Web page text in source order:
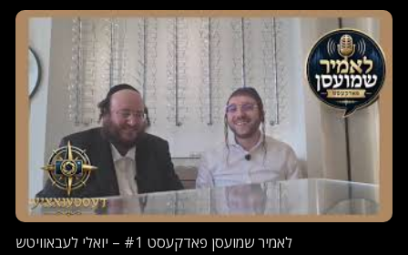
לאמיר שמועסן פאדקעסט #1 – יואלי לעבאוויטש